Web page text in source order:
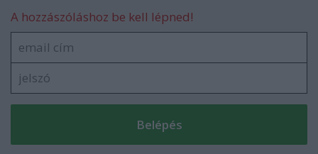
A hozzászóláshoz be kell lépned!